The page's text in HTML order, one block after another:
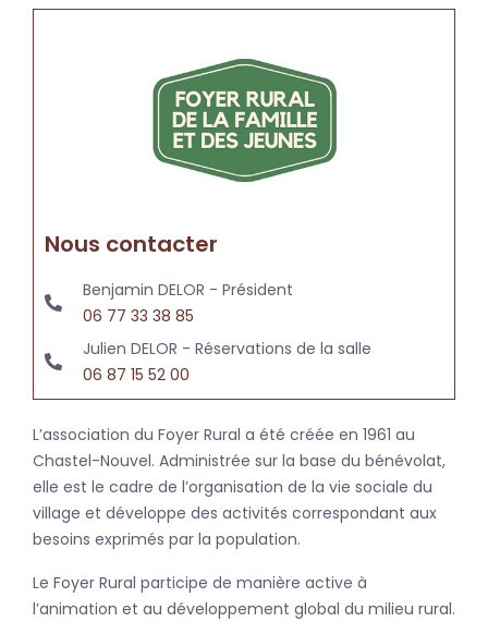
L’association du Foyer Rural a été créée en 1961 au
Chastel-Nouvel. Administrée sur la base du bénévolat,
elle est le cadre de l’organisation de la vie sociale du
village et développe des activités correspondant aux
besoins exprimés par la population.
Le Foyer Rural participe de manière active à
l’animation et au développement global du milieu rural.
Nous contacter
Benjamin DELOR - Président
06 77 33 38 85
Julien DELOR - Réservations de la salle
06 87 15 52 00